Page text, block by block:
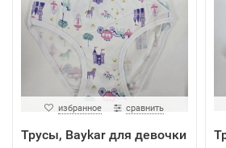
избранное сравнить
Трусы, Baykar для девочки